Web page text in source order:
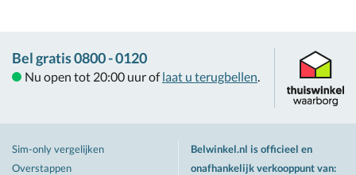
Bel gratis 0800 - 0120
Nu open tot 20:00 uur of laat u terugbellen.
Sim-only vergelijken
Overstappen
Belwinkel.nl is officieel en
onafhankelijk verkooppunt van: